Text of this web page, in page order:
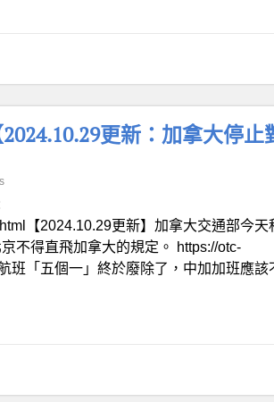
更新：加拿大停止
【2024.10.29更新】加拿大交通部今天
不得直飛加拿大的規定。 https://otc-
班「五個一」終於廢除了，中加加班應該